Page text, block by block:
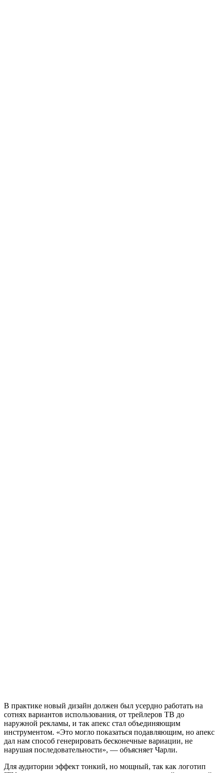
В практике новый дизайн должен был усердно работать на
сотнях вариантов использования, от трейлеров ТВ до
наружной рекламы, и так апекс стал объединяющим
инструментом. «Это могло показаться подавляющим, но апекс
дал нам способ генерировать бесконечные вариации, не
нарушая последовательности», — объясняет Чарли.
Для аудитории эффект тонкий, но мощный, так как логотип